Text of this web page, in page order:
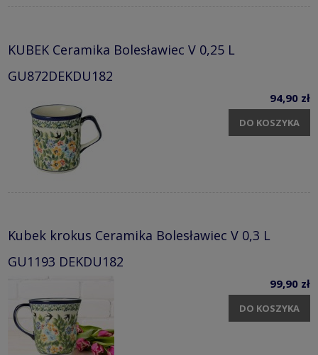
KUBEK Ceramika Bolesławiec V 0,25 L
GU872DEKDU182
94,90 zł
DO KOSZYKA
Kubek krokus Ceramika Bolesławiec V 0,3 L
GU1193 DEKDU182
99,90 zł
DO KOSZYKA